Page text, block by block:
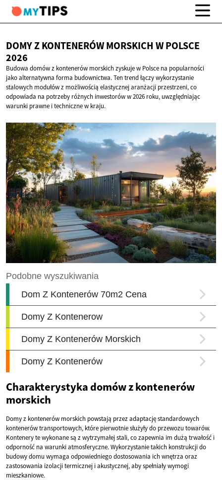
DOMY Z KONTENERÓW MORSKICH WPOLSCE
2026
Budowa domów z kontenerów morskich zyskuje w Polsce na popularności
jako alternatywna forma budownictwa. Ten trend łączy wykorzystanie
stalowych modułów z możliwością elastycznej aranżacji przestrzeni, co
odpowiada na potrzeby różnych inwestorów w 2026 roku, uwzględniając
warunki prawne i techniczne w kraju.
Charakterystyka domów z kontenerów
morskich
Domy z kontenerów morskich powstają przez adaptację standardowych
kontenerów transportowych, które pierwotnie służyły do przewozu towarów.
Kontenery te wykonane są z wytrzymałej stali, co zapewnia im dużą trwałość i
odporność na warunki atmosferyczne. Wykorzystanie takich konstrukcji do
budowy domu wymaga odpowiedniego dostosowania ich wnętrza oraz
zastosowania izolacji termicznej i akustycznej, aby spełniały wymogi
mieszkaniowe.